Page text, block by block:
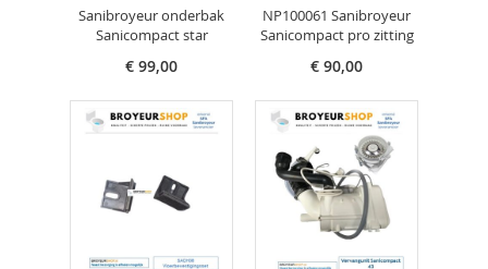
Sanibroyeur onderbak
Sanicompact star
€ 99,00
NP100061 Sanibroyeur
Sanicompact pro zitting
€ 90,00